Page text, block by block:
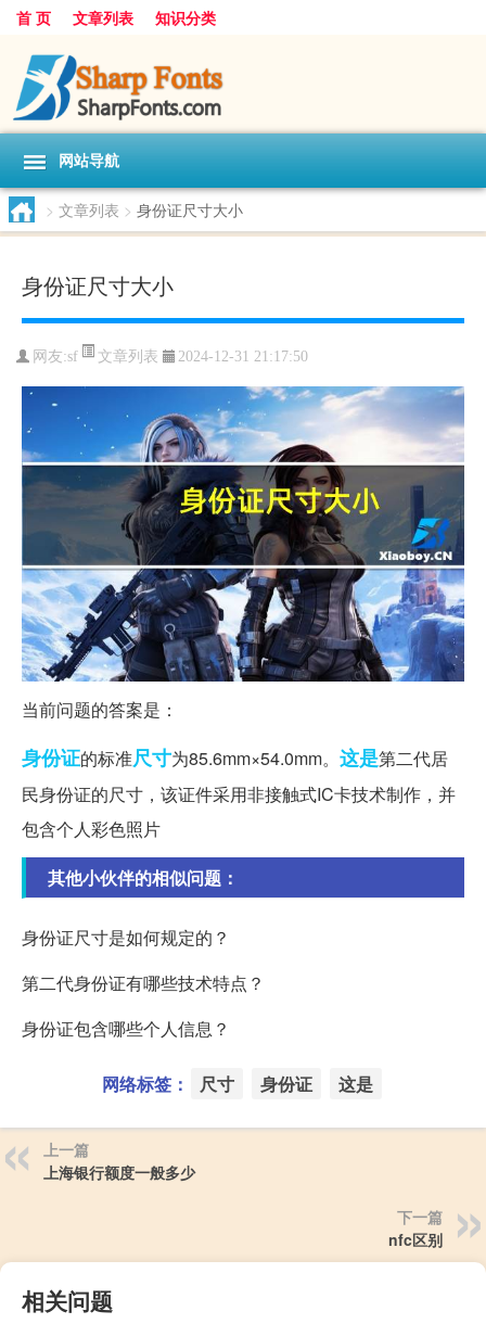
首 页 文章列表 知识分类
网站导航
> 文章列表 > 身份证尺寸大小
身份证尺寸大小
网友:sf 文章列表 2024-12-31 21:17:50
当前问题的答案是：
身份证的标准尺寸为85.6mm×54.0mm。 这是第二代居
民身份证的尺寸，该证件采用非接触式IC卡技术制作，并
包含个人彩色照片
其他小伙伴的相似问题：
身份证尺寸是如何规定的？
第二代身份证有哪些技术特点？
身份证包含哪些个人信息？
网络标签： 尺寸 身份证 这是
上一篇
上海银行额度一般多少
下一篇
nfc区别
相关问题